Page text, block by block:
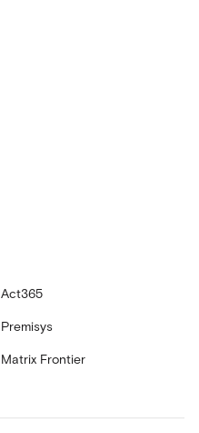
Act365
Premisys
Matrix Frontier